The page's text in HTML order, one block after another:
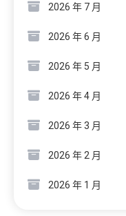
2026 年 7 月
2026 年 6 月
2026 年 5 月
2026 年 4 月
2026 年 3 月
2026 年 2 月
2026 年 1 月